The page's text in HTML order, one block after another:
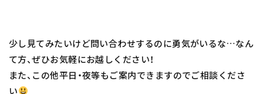
少し見てみたいけど問い合わせするのに勇気がいるな…なん
て方、ぜひお気軽にお越しください！
また、この他平日・夜等もご案内できますのでご相談くださ
い